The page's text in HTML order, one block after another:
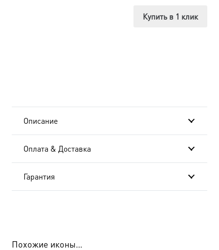
Купить в 1 клик
Описание
Оплата & Доставка
Гарантия
Похожие иконы…